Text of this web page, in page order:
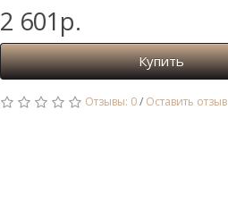
2 601р.
Купить
Отзывы: 0/ Оставить отзыв